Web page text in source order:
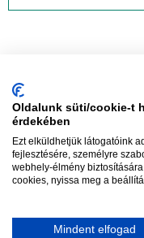
Modi:
Oldalunk süti/cookie-t
érdekében
Ezt elküldhetjük látogatóink
fejlesztésére, személyre
webhely-élmény
cookies, nyissa meg a
Mindent elfogad